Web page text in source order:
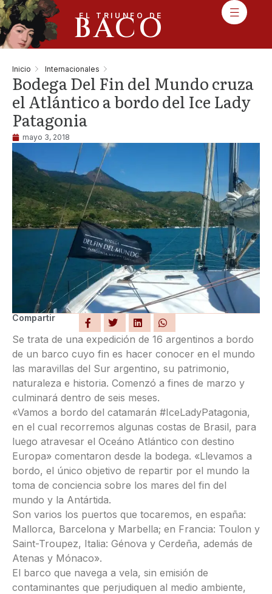
EL TRIUNFO DE
BACO
Inicio Internacionales
Bodega Del Fin del Mundo cruza
el Atlántico a bordo del Ice Lady
Patagonia
mayo 3, 2018
Compartir
Se trata de una expedición de 16 argentinos a bordo
de un barco cuyo fin es hacer conocer en el mundo
las maravillas del Sur argentino, su patrimonio,
naturaleza e historia. Comenzó a fines de marzo y
culminará dentro de seis meses.
«Vamos a bordo del catamarán #IceLadyPatagonia,
en el cual recorremos algunas costas de Brasil, para
luego atravesar el Oceáno Atlántico con destino
Europa» comentaron desde la bodega. «Llevamos a
bordo, el único objetivo de repartir por el mundo la
toma de conciencia sobre los mares del fin del
mundo y la Antártida.
Son varios los puertos que tocaremos, en españa:
Mallorca, Barcelona y Marbella; en Francia: Toulon y
Saint-Troupez, Italia: Génova y Cerdeña, además de
Atenas y Mónaco».
El barco que navega a vela, sin emisión de
contaminantes que perjudiquen al medio ambiente,